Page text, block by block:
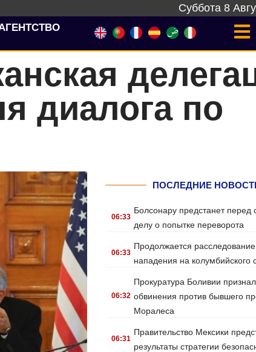
Суббота 8
диалога по
ПОСЛЕДНИЕ
.06:33
Болсонару предстанет перед
делу о попытке переворота
.06:33
Продолжается расследование
нападения на колумбийского
.06:32
Прокуратура Боливии
обвинения против бывшего
Моралеса
.06:31
Правительство Мексики
результаты стратегии